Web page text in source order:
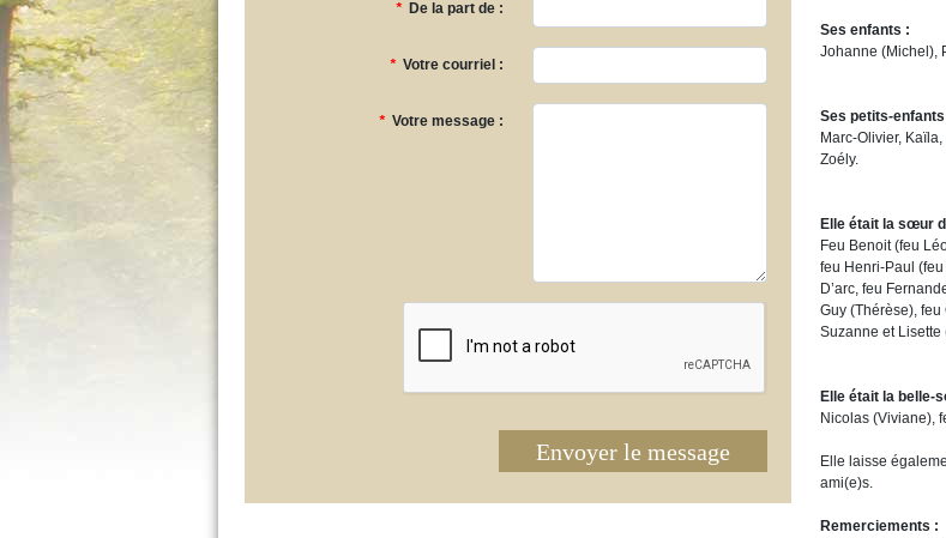
* De la part de :
* Votre courriel :
* Votre message :
Envoyer le message
Ses enfants :
Johanne (Michel),
Ses petits-enfants
Marc-Olivier,
Zoély.
Elle était la sœur
Feu Benoit (feu
feu Henri-Paul
D’arc, feu
Guy (Thérèse),
Suzanne et
Elle était la belle-
Nicolas (Viviane),
Elle laisse
ami(e)s.
Remerciements :